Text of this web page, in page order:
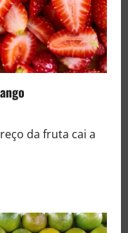
da fruta cai a